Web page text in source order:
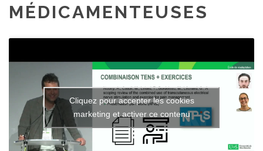
MÉDICAMENTEUSES
Cliquez pour accepter les cookies
marketing et activer ce contenu